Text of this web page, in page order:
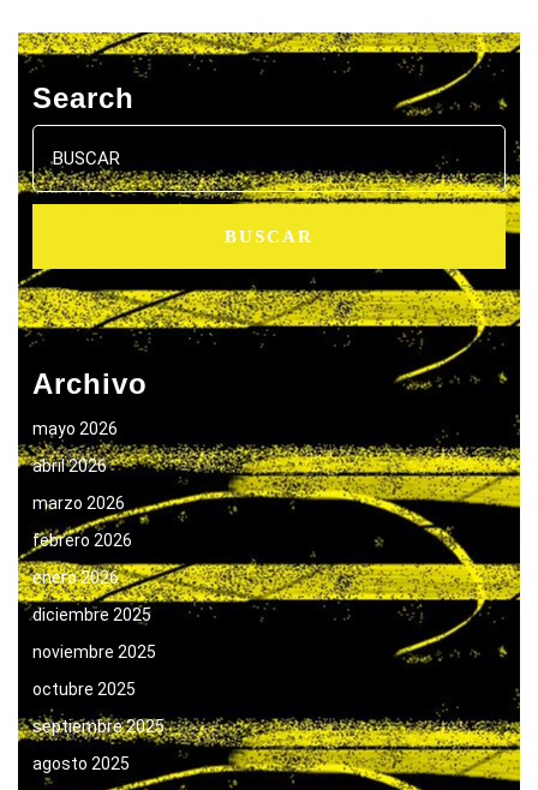
Search
Buscar:
Archivo
mayo 2026
abril 2026
marzo 2026
febrero 2026
enero 2026
diciembre 2025
noviembre 2025
octubre 2025
septiembre 2025
agosto 2025